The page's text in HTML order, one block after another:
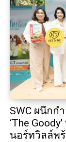
SWC ผนึกก
‘The
นอร์ทวิลล์พ